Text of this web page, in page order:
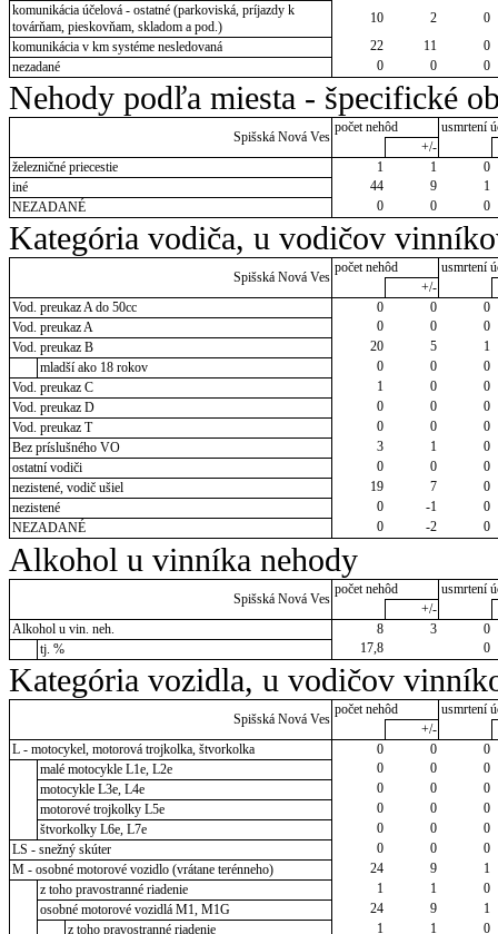
komunikácia účelová - ostatné (parkoviská, príjazdy k
továrňam, pieskovňam, skladom a pod.)
10 2
0
komunikácia v km systéme nesledovaná
22 11
0
nezadané
0 0 0
Nehody podľa miesta - špecifické
Spišská Nová Ves
počet nehôd
usmrtení
+/-
železničné priecestie
1 1
0
iné
44 9
1
NEZADANÉ
0 0 0
Kategória vodiča, u vodičov
Spišská Nová Ves
počet nehôd
usmrtení
+/-
Vod. preukaz A do 50cc
0 0
0
Vod. preukaz A
0 0
0
Vod. preukaz B
20 5
1
mladší ako 18 rokov
0 0
0
Vod. preukaz C
1 0
0
Vod. preukaz D
0 0
0
Vod. preukaz T
0 0
0
Bez príslušného VO
3 1
0
ostatní vodiči
0 0
0
nezistené, vodič ušiel
19 7
0
nezistené
0 -1
0
NEZADANÉ
0 -2 0
Alkohol u vinníka nehody
Spišská Nová Ves
počet nehôd
usmrtení
+/-
Alkohol u vin. neh.
8 3
0
tj. %
17,8 0
Kategória vozidla, u vodičov
Spišská Nová Ves
počet nehôd
usmrtení
+/-
L - motocykel, motorová trojkolka, štvorkolka
0 0
0
malé motocykle L1e, L2e
0 0
0
motocykle L3e, L4e
0 0
0
motorové trojkolky L5e
0 0
0
štvorkolky L6e, L7e
0 0
0
LS - snežný skúter
0 0
0
M - osobné motorové vozidlo (vrátane terénneho)
24 9
1
z toho pravostranné riadenie
1 1
0
osobné motorové vozidlá M1, M1G
24 9
1
z toho pravostranné riadenie
1 1
0